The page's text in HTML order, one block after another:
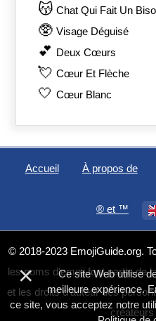
😽 Chat Qui Fait Un
🥸 Visage Déguisé
💕 Deux Cœurs
💘 Cœur Et Flèche
🤍 Cœur Blanc
Accueil À propos de
®️ et ™
© 2018-2023 EmojiGuide.org.
les noms d'emoji font partie de
et les droits d'auteur des
×
Ce site Web utilise
meilleure expérience.
ce site, vous acceptez notre